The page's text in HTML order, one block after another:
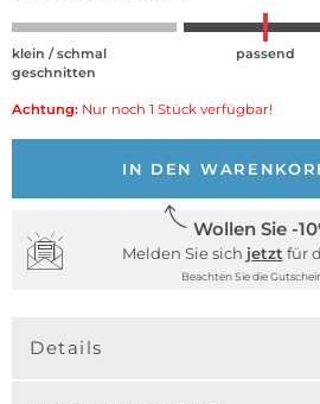
klein / schmal
geschnitten
passend
Achtung: Nur noch 1 Stück verfügbar!
IN DEN
Wollen Sie -
Melden Sie sich jetzt für
Beachten Sie die
Details